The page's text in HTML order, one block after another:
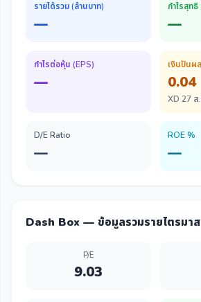
รายได้รวม (ล้านบาท)
—
กำไรสุท
—
กำไรต่อหุ้น (EPS)
—
เงินปันผ
0.04
XD 27 ส
D/E Ratio
—
ROE %
—
Dash Box — ข้อมูลรวมรายไตรมาส
P/E
9.03